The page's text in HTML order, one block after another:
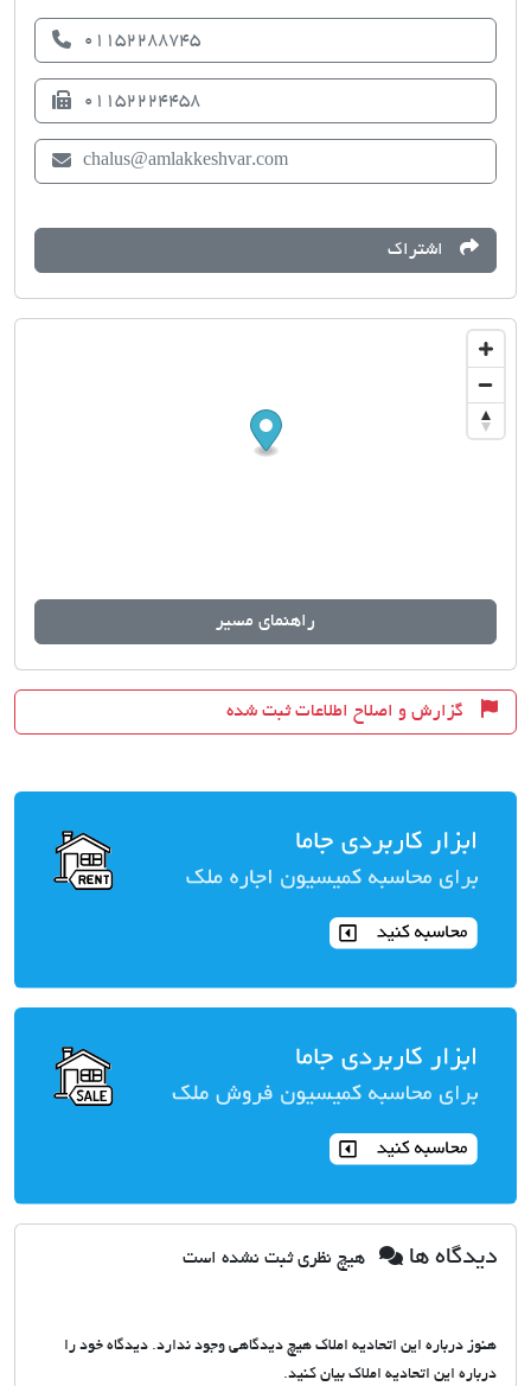
01152288745
01152224458
chalus@amlakkeshvar.com
اشتراک
راهنمای مسیر
گزارش و اصلاح اطلاعات ثبت شده
دیدگاه ها هیچ نظری ثبت نشده است
هنوز درباره این اتحادیه املاک هیچ دیدگاهی وجود ندارد. دیدگاه خود را
درباره این اتحادیه املاک بیان کنید.